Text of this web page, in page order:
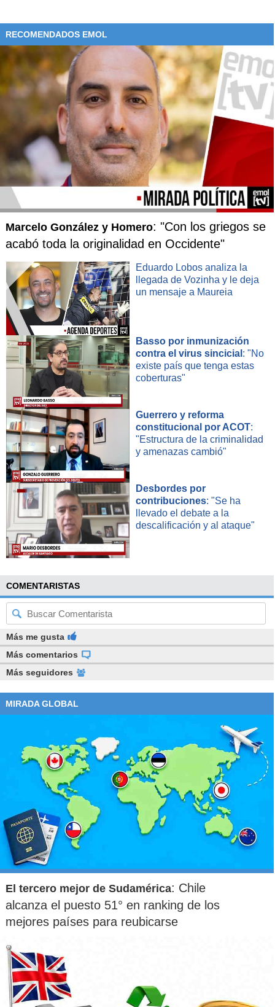
RECOMENDADOS EMOL
Marcelo González y Homero: "Con los griegos se
acabó toda la originalidad en Occidente"
Eduardo Lobos analiza la
llegada de Vozinha y le deja
un mensaje a Maureia
Basso por inmunización
contra el virus sincicial : "No
existe país que tenga estas
coberturas"
Guerrero y reforma
constitucional por ACOT:
"Estructura de la criminalidad
y amenazas cambió"
Desbordes por
contribuciones: "Se ha
llevado el debate a la
descalificación y al ataque"
COMENTARISTAS
Más me gusta
Más comentarios
Más seguidores
MIRADA GLOBAL
El tercero mejor de Sudamérica: Chile
alcanza el puesto 51° en ranking de los
mejores países para reubicarse